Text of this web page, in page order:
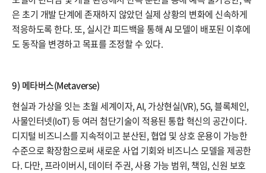
은 초기 개발 단계에 존재하지 않았던 실제 상황의 변화에 신속하게
적응하도록 한다. 또, 실시간 피드백을 통해 AI 모델이 배포된 이후에
도 동작을 변경하고 목표를 조정할 수 있다.
9) 메타버스(Metaverse)
현실과 가상을 잇는 초월 세계이자, AI, 가상현실(VR), 5G, 블록체인,
사물인터넷(IoT) 등 여러 첨단기술이 적용된 통합 혁신의 공간이다.
디지털 비즈니스를 지속적이고 분산된, 협업 및 상호 운용이 가능한
수준으로 확장함으로써 새로운 사업 기회와 비즈니스 모델을 제공한
다. 다만, 프라이버시, 데이터 주권, 사용 가능 범위, 책임, 신원 보호